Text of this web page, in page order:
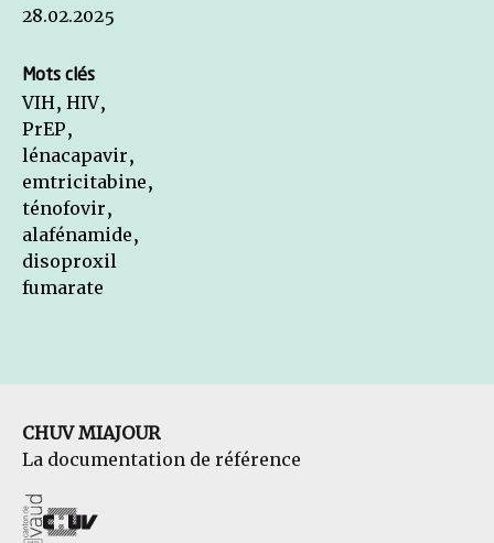
28.02.2025
Mots clés
VIH, HIV,
PrEP,
lénacapavir,
emtricitabine,
ténofovir,
alafénamide,
disoproxil
fumarate
CHUV MIAJOUR
La documentation de référence